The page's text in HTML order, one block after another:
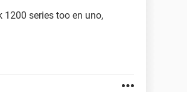
1200 series too en uno,